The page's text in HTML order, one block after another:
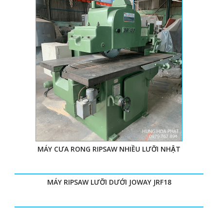
MÁY CƯA RONG RIPSAW NHIỀU LƯỠI NHẬT
MÁY RIPSAW LƯỠI DƯỚI JOWAY JRF18